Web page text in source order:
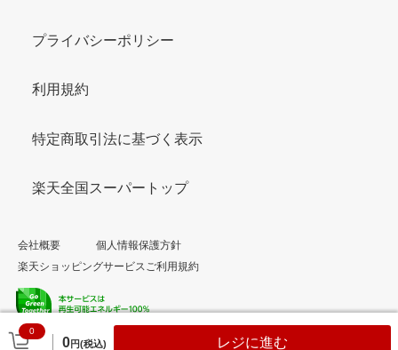
0
0円(税込) レジに進む
プライバシーポリシー
利用規約
特定商取引法に基づく表示
楽天全国スーパートップ
会社概要
個人情報保護方針
楽天ショッピングサービスご利用規約
© Rakuten Group, Inc.